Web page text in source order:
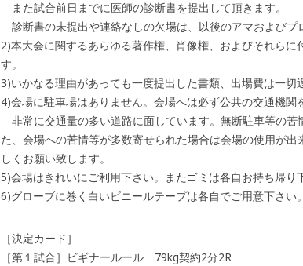
また試合前日までに医師の診断書を提出して頂きます。
診断書の未提出や連絡なしの欠場は、以後のアマおよびプ
2)本大会に関するあらゆる著作権、肖像権、およびそれら
す。
3)いかなる理由があっても一度提出した書類、出場費は一切
4)会場に駐車場はありません。会場へは必ず公共の交通機関
非常に交通量の多い道路に面しています。無断駐車等の
た、会場への苦情等が多数寄せられた場合は会場の使用が
しくお願い致します。
5)会場はきれいにご利用下さい。またゴミは各自お持ち帰り
6)グローブに巻く白いビニールテープは各自でご用意下さい。
［決定カード］
［第１試合］ビギナールール 79kg契約2分2R